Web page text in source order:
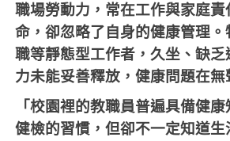
職場勞動力，常在工作與家庭
命，卻忽略了自身的健康管理
職等靜態型工作者，久坐、缺
力未能妥善釋放，健康問題在無
「校園裡的教職員普遍具備健
健檢的習慣，但卻不一定知道